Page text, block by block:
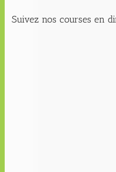
Suivez nos courses en